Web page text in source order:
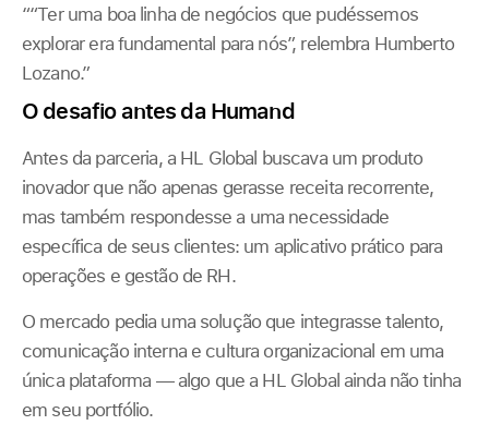
““Ter uma boa linha de negócios que pudéssemos
explorar era fundamental para nós”, relembra Humberto
Lozano.”
O desafio antes da Humand
Antes da parceria, a HL Global buscava um produto
inovador que não apenas gerasse receita recorrente,
mas também respondesse a uma necessidade
específica de seus clientes: um aplicativo prático para
operações e gestão de RH.
O mercado pedia uma solução que integrasse talento,
comunicação interna e cultura organizacional em uma
única plataforma — algo que a HL Global ainda não tinha
em seu portfólio.